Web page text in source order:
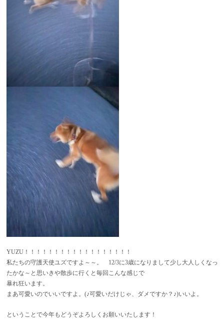
YUZU！！！！！！！！！！！！！！！！！！
私たちの守護天使ユズですよ～～。 12/3に3歳になりまして少し大人しくなっ
たかな～と思いきや散歩に行くと毎回こんな感じで
暴れ狂います。
まあ可愛いのでいいですよ。(♪可愛いだけじゃ、ダメですか？♪)いいよ。
ということで今年もどうぞよろしくお願いいたします！